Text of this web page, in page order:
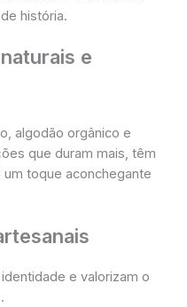
história.
e
algodão orgânico e
que duram mais, têm
toque aconchegante
e valorizam o